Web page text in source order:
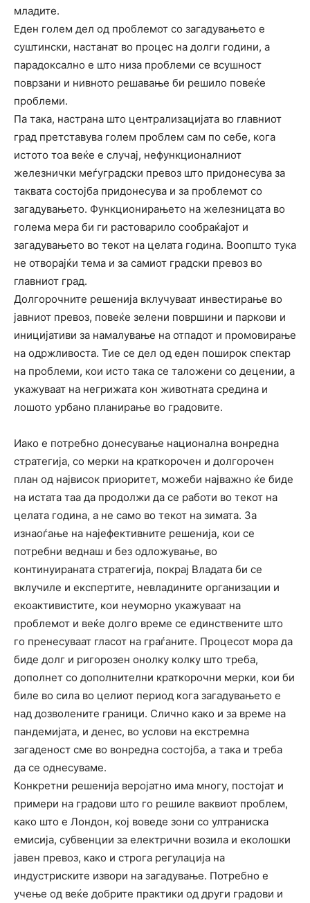
младите.
Еден голем дел од проблемот со загадувањето е
суштински, настанат во процес на долги години, а
парадоксално е што низа проблеми се всушност
поврзани и нивното решавање би решило повеќе
проблеми.
Па така, настрана што централизацијата во главниот
град претставува голем проблем сам по себе, кога
истото тоа веќе е случај, нефункционалниот
железнички меѓуградски превоз што придонесува за
таквата состојба придонесува и за проблемот со
загадувањето. Функционирањето на железницата во
голема мера би ги растоварило сообраќајот и
загадувањето во текот на целата година. Воопшто тука
не отворајќи тема и за самиот градски превоз во
главниот град.
Долгорочните решенија вклучуваат инвестирање во
јавниот превоз, повеќе зелени површини и паркови и
иницијативи за намалување на отпадот и промовирање
на одржливоста. Тие се дел од еден поширок спектар
на проблеми, кои исто така се таложени со децении, а
укажуваат на негрижата кон животната средина и
лошото урбано планирање во градовите.
Иако е потребно донесување национална вонредна
стратегија, со мерки на краткорочен и долгорочен
план од највисок приоритет, можеби најважно ќе биде
на истата таа да продолжи да се работи во текот на
целата година, а не само во текот на зимата. За
изнаоѓање на најефективните решенија, кои се
потребни веднаш и без одложување, во
континуираната стратегија, покрај Владата би се
вклучиле и експертите, невладините организации и
екоактивистите, кои неуморно укажуваат на
проблемот и веќе долго време се единствените што
го пренесуваат гласот на граѓаните. Процесот мора да
биде долг и ригорозен онолку колку што треба,
дополнет со дополнителни краткорочни мерки, кои би
биле во сила во целиот период кога загадувањето е
над дозволените граници. Слично како и за време на
пандемијата, и денес, во услови на екстремна
загаденост сме во вонредна состојба, а така и треба
да се однесуваме.
Конкретни решенија веројатно има многу, постојат и
примери на градови што го решиле ваквиот проблем,
како што е Лондон, кој воведе зони со ултраниска
емисија, субвенции за електрични возила и еколошки
јавен превоз, како и строга регулација на
индустриските извори на загадување. Потребно е
учење од веќе добрите практики од други градови и